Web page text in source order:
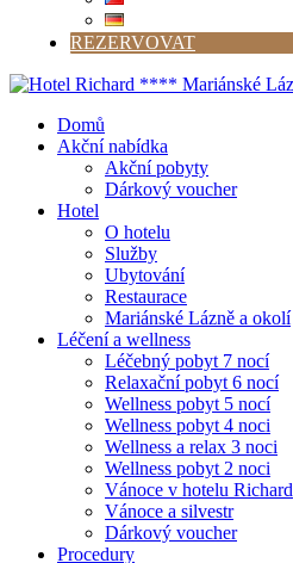
REZERVOVAT
Domů
Akční nabídka
Akční pobyty
Dárkový voucher
Hotel
O hotelu
Služby
Ubytování
Restaurace
Mariánské Lázně a okolí
Léčení a wellness
Léčebný pobyt 7 nocí
Relaxační pobyt 6 nocí
Wellness pobyt 5 nocí
Wellness pobyt 4 noci
Wellness a relax 3 noci
Wellness pobyt 2 noci
Vánoce v hotelu Richard
Vánoce a silvestr
Dárkový voucher
Procedury